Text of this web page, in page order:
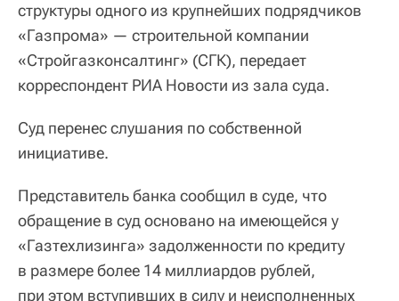
структуры одного из крупнейших подрядчиков
«Газпрома» — строительной компании
«Стройгазконсалтинг» (СГК), передает
корреспондент РИА Новости из зала суда.
Суд перенес слушания по собственной
инициативе.
Представитель банка сообщил в суде, что
обращение в суд основано на имеющейся у
«Газтехлизинга» задолженности по кредиту
в размере более 14 миллиардов рублей,
при этом вступивших в силу и неисполненных